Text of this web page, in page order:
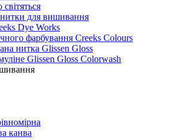
для вишивання
Dye Works
фарбування Creeks Colours
нитка Glissen Gloss
Glissen Gloss Colorwash
канва